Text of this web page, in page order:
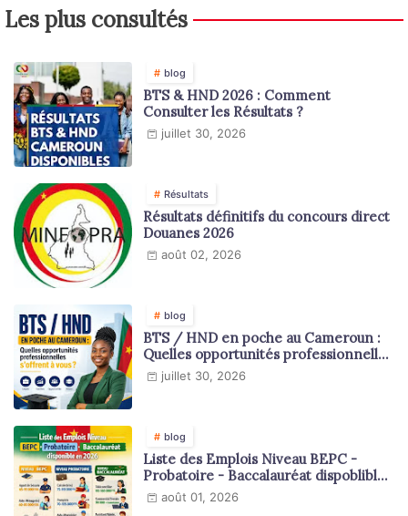
Les plus consultés
blog
BTS & HND 2026 : Comment
Consulter les Résultats ?
juillet 30, 2026
Résultats
Résultats définitifs du concours direct
Douanes 2026
août 02, 2026
blog
BTS / HND en poche au Cameroun :
Quelles opportunités professionnelles
s'offrent à vous ?
juillet 30, 2026
blog
Liste des Emplois Niveau BEPC -
Probatoire - Baccalauréat dispoblible
en 2026
août 01, 2026